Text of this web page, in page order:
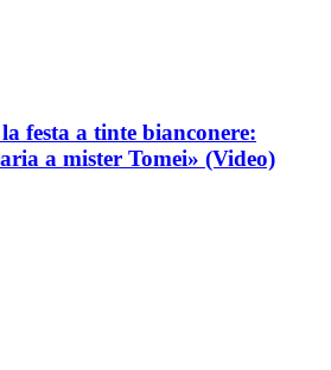
festa a tinte bianconere:
a mister Tomei» (Video)